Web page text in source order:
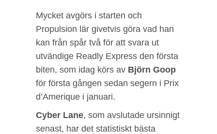
Mycket avgörs i starten och
Propulsion lär givetvis göra vad han
kan från spår två för att svara ut
utvändige Readly Express den första
biten, som idag körs av Björn Goop
för första gången sedan segern i Prix
d’Amerique i januari.
Cyber Lane, som avslutade ursinnigt
senast, har det statistiskt bästa